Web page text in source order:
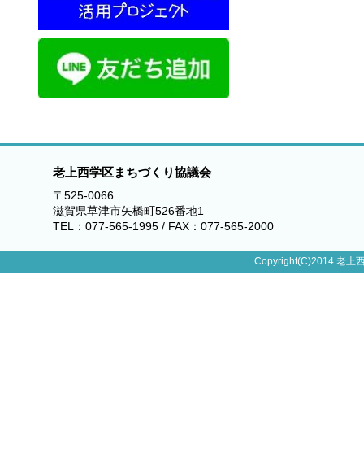
老上西学区まちづくり協議会
〒525-0066
滋賀県草津市矢橋町526番地1
TEL：077-565-1995 / FAX：077-565-2000
Copyright(C)2014 老上